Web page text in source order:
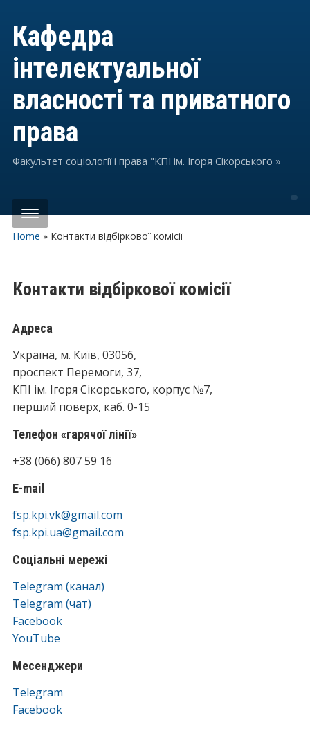
Кафедра
інтелектуальної
власності та приватного
права
Факультет соціології і права "КПІ ім. Ігоря Сікорського »
Home » Контакти відбіркової комісії
Контакти відбіркової комісії
Адреса
Україна, м. Київ, 03056,
проспект Перемоги, 37,
КПІ ім. Ігоря Сікорського, корпус №7,
перший поверх, каб. 0-15
Телефон «гарячої лінії»
+38 (066) 807 59 16
E-mail
fsp.kpi.vk@gmail.com
fsp.kpi.ua@gmail.com
Соціальні мережі
Telegram (канал)
Telegram (чат)
Facebook
YouTube
Месенджери
Telegram
Facebook